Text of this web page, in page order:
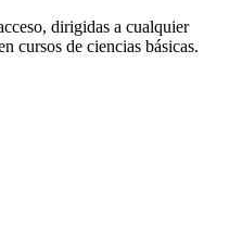
dirigidas a cualquier
cursos de ciencias básicas.